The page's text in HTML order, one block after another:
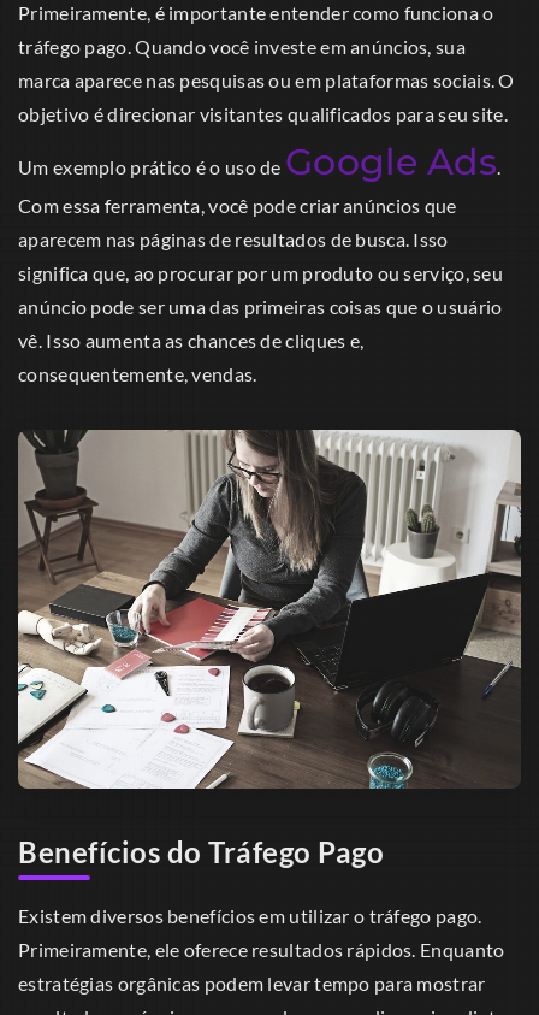
Primeiramente, é importante entender como funciona o
tráfego pago. Quando você investe em anúncios, sua
marca aparece nas pesquisas ou em plataformas sociais. O
objetivo é direcionar visitantes qualificados para seu site.
Um exemplo prático é o uso de Google Ads.
Com essa ferramenta, você pode criar anúncios que
aparecem nas páginas de resultados de busca. Isso
significa que, ao procurar por um produto ou serviço, seu
anúncio pode ser uma das primeiras coisas que o usuário
vê. Isso aumenta as chances de cliques e,
consequentemente, vendas.
Benefícios do Tráfego Pago
Existem diversos benefícios em utilizar o tráfego pago.
Primeiramente, ele oferece resultados rápidos. Enquanto
estratégias orgânicas podem levar tempo para mostrar